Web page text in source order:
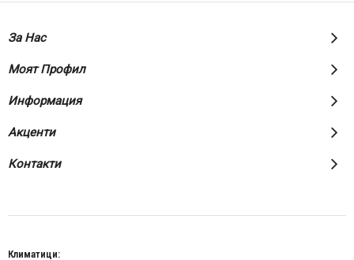
За Нас
Моят Профил
Информация
Акценти
Контакти
Климатици: